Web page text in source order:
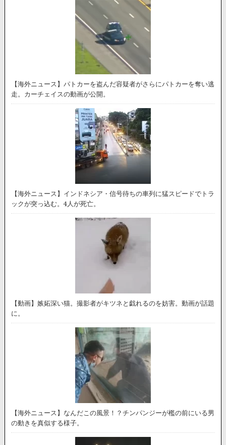
【海外ニュース】パトカーを盗んだ容疑者がさらにパトカーを奪い逃
走。カーチェイスの動画が公開。
【海外ニュース】インドネシア・信号待ちの車列に猛スピードでトラ
ックが突っ込む。4人が死亡。
【動画】嫉妬深い猫。撮影者がキツネと戯れるのを妨害。動画が話題
に。
【海外ニュース】なんだこの風景！？チンパンジーが檻の前にいる男
の動きを真似する様子。